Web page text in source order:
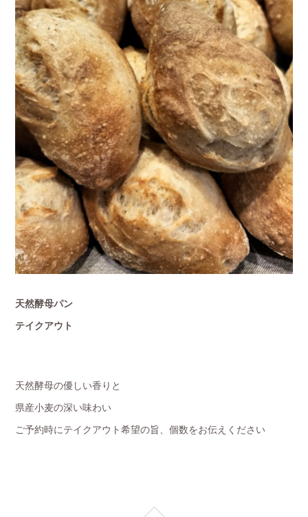
天然酵母パン
テイクアウト
天然酵母の優しい香りと
県産小麦の深い味わい
ご予約時にテイクアウト希望の旨、個数をお伝えください